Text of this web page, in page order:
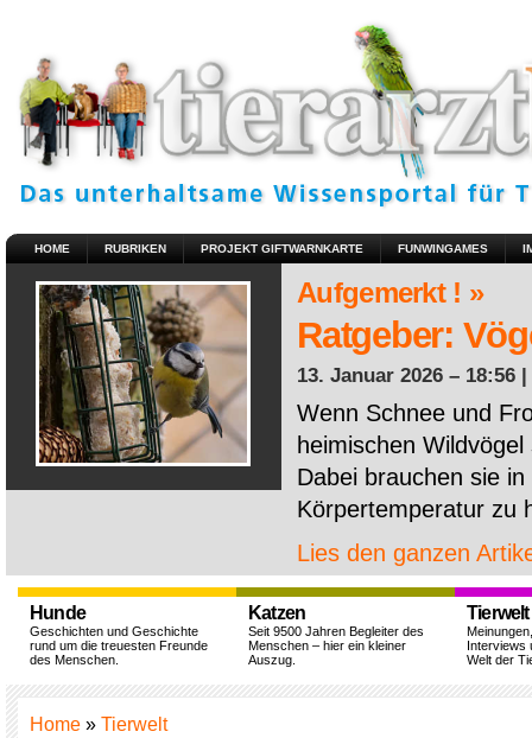
HOME RUBRIKEN PROJEKT GIFTWARNKARTE FUNWINGAMES
Aufgemerkt ! »
Ratgeber:
13. Januar 2026 – 18:56 |
Wenn Schnee und
heimischen
Dabei brauchen sie
Körpertemperatur zu
Lies den ganzen
Hunde
Geschichten und Geschichte
rund um die treuesten Freunde
des Menschen.
Katzen
Seit 9500 Jahren Begleiter des
Menschen – hier ein kleiner
Auszug.
Tierwelt
Interviews
Welt der
Home » Tierwelt